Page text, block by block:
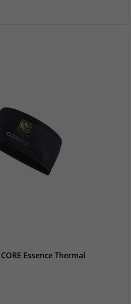
Essence Thermal